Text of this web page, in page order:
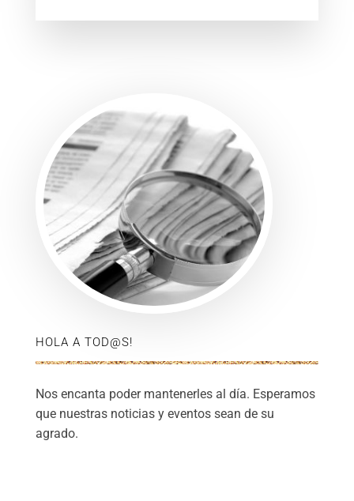
HOLA A TOD@S!
Nos encanta poder mantenerles al día. Esperamos
que nuestras noticias y eventos sean de su
agrado.